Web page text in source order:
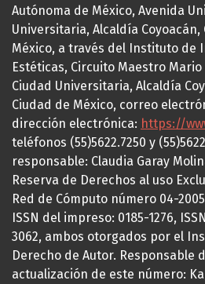
Autónoma de México, Avenida
Universitaria, Alcaldía Coyoacán,
México, a través del Instituto de
Estéticas, Circuito Maestro
Ciudad Universitaria, Alcaldía
Ciudad de México, correo
dirección electrónica: https://
teléfonos (55)5622.7250 y
responsable: Claudia Garay
Reserva de Derechos al uso
Red de Cómputo número 04-
ISSN del impreso: 0185-1276,
3062, ambos otorgados por el
Derecho de Autor. Responsable
actualización de este número: